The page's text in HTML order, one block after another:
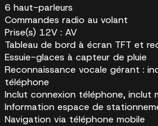
6 haut-parleurs
Commandes radio au volant
Prise(s) 12V : AV
Tableau de bord à écran TFT et
Essuie-glaces à capteur de pluie
Reconnaissance vocale gérant :
téléphone
Inclut connexion téléphone, inclut
Information espace de
Navigation via téléphone mobile